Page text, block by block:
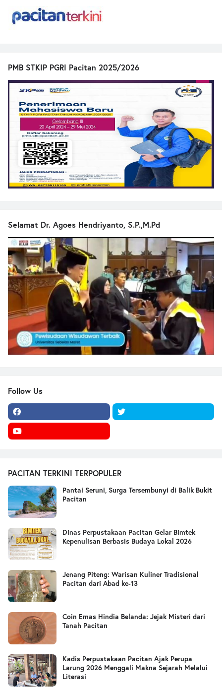
PMB STKIP PGRI Pacitan 2025/2026
Selamat Dr. Agoes Hendriyanto, S.P.,M.Pd
Follow Us
PACITAN TERKINI TERPOPULER
Pantai Seruni, Surga Tersembunyi di Balik Bukit
Pacitan
Dinas Perpustakaan Pacitan Gelar Bimtek
Kepenulisan Berbasis Budaya Lokal 2026
Jenang Piteng: Warisan Kuliner Tradisional
Pacitan dari Abad ke-13
Coin Emas Hindia Belanda: Jejak Misteri dari
Tanah Pacitan
Kadis Perpustakaan Pacitan Ajak Perupa
Larung 2026 Menggali Makna Sejarah Melalui
Literasi